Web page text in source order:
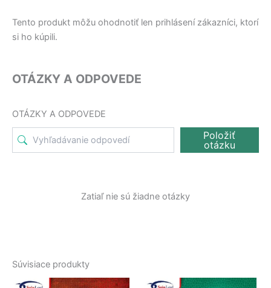
Tento produkt môžu ohodnotiť len prihlásení zákazníci, ktorí
si ho kúpili.
OTÁZKY A ODPOVEDE
OTÁZKY A ODPOVEDE
Položiť
otázku
Zatiaľ nie sú žiadne otázky
Súvisiace produkty